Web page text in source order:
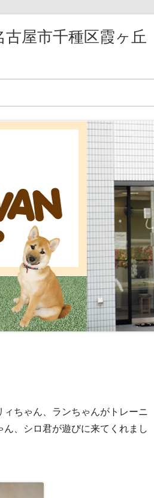
屋市千種区霞ヶ丘
ちゃん、ランちゃんがトレーニ
、シロ君が遊びに来てくれまし